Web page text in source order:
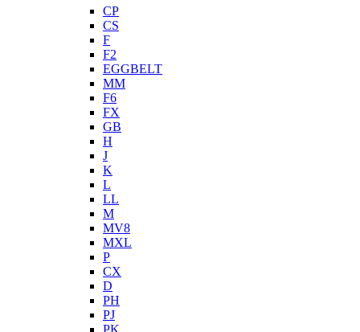
CP
CS
F
F2
EGGBELT
MM
F6
FX
GB
H
J
K
L
LL
M
MV8
MXL
P
CX
D
PH
PJ
PK